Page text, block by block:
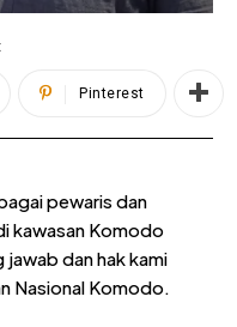
Pinterest
pewaris dan
kawasan Komodo
dan hak kami
Nasional Komodo.